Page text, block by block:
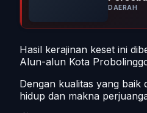
DAERAH
Hasil kerajinan keset ini
Alun-alun Kota
Dengan kualitas yang
hidup dan makna